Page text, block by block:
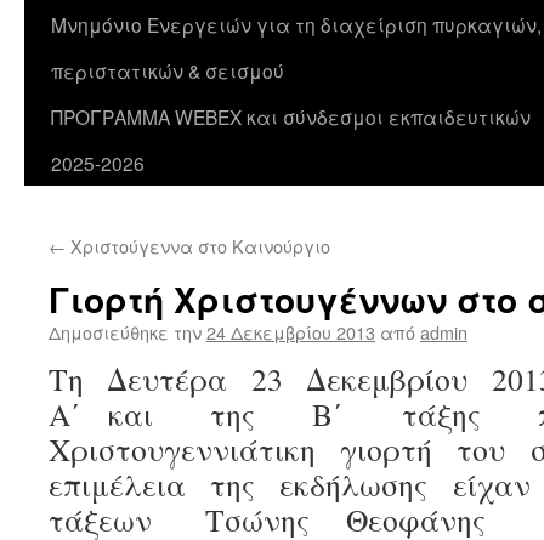
Μνημόνιο Ενεργειών για τη διαχείριση
περιστατικών & σεισμού
ΠΡΟΓΡΑΜΜΑ WEBEX και σύνδεσμοι εκπαιδευτικών
2025-2026
← Χριστούγεννα στο Καινούργιο
Γιορτή Χριστουγέννων στο
Δημοσιεύθηκε την24 Δεκεμβρίου 2013 απόadmin
Τη Δευτέρα 23 Δεκεμβρίου
Α΄ και της Β΄ τάξης
Χριστουγεννιάτικη γιορτή
επιμέλεια της εκδήλωσης
τάξεων Τσώνης Θεοφάνης